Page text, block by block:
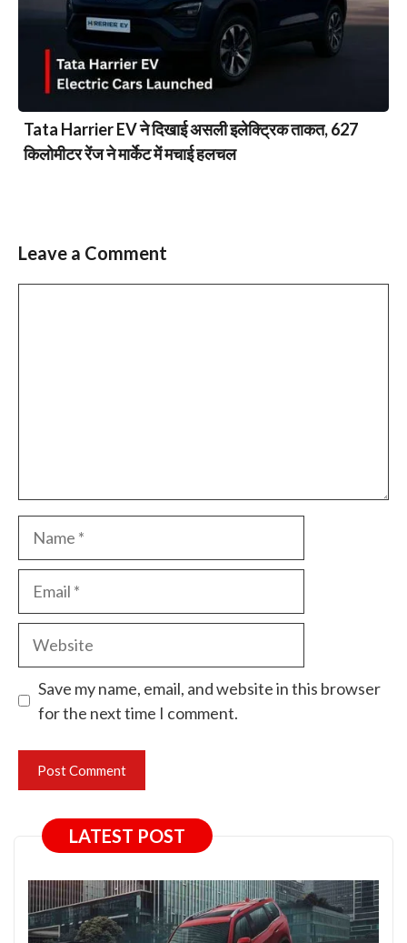
Tata Harrier EV ने दिखाई असली इलेक्ट्रिक ताकत, 627
किलोमीटर रेंज ने मार्केट में मचाई हलचल
Leave a Comment
Save my name, email, and website in this browser
for the next time I comment.
LATEST POST